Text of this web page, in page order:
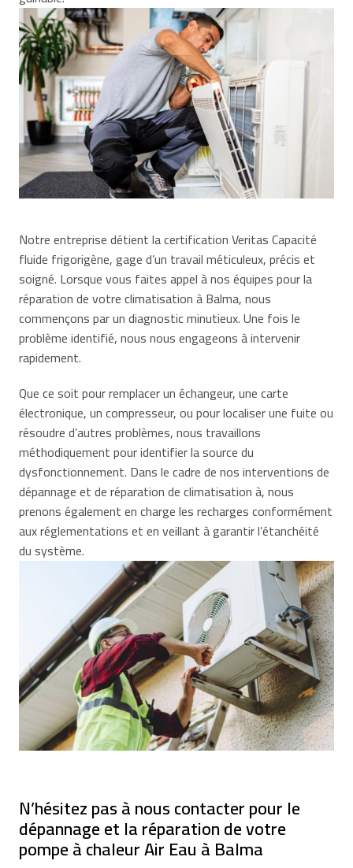
Notre entreprise détient la certification Veritas Capacité
fluide frigorigène, gage d’un travail méticuleux, précis et
soigné. Lorsque vous faites appel à nos équipes pour la
réparation de votre climatisation à Balma, nous
commençons par un diagnostic minutieux. Une fois le
problème identifié, nous nous engageons à intervenir
rapidement.
Que ce soit pour remplacer un échangeur, une carte
électronique, un compresseur, ou pour localiser une fuite ou
résoudre d’autres problèmes, nous travaillons
méthodiquement pour identifier la source du
dysfonctionnement. Dans le cadre de nos interventions de
dépannage et de réparation de climatisation à, nous
prenons également en charge les recharges conformément
aux réglementations et en veillant à garantir l’étanchéité
du système.
N’hésitez pas à nous contacter pour le
dépannage et la réparation de votre
pompe à chaleur Air Eau à Balma